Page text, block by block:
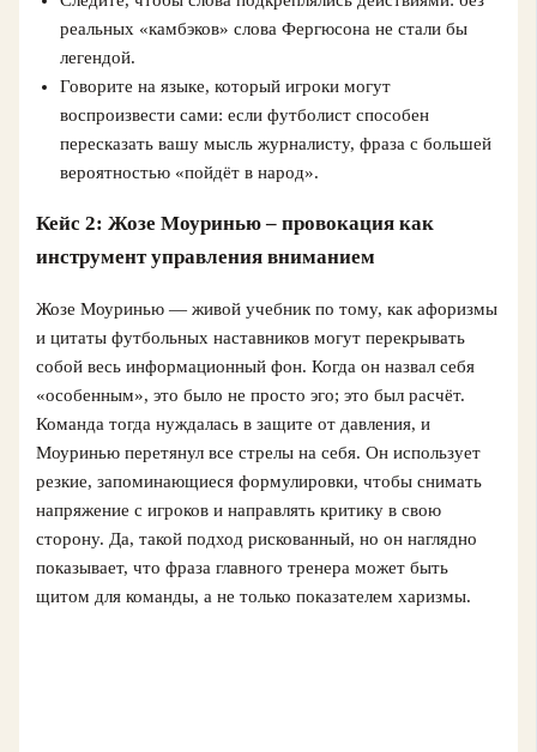
реальных «камбэков» слова Фергюсона не стали бы
легендой.
Говорите на языке, который игроки могут
воспроизвести сами: если футболист способен
пересказать вашу мысль журналисту, фраза с большей
вероятностью «пойдёт в народ».
Кейс 2: Жозе Моуринью – провокация как
инструмент управления вниманием
Жозе Моуринью — живой учебник по тому, как афоризмы
и цитаты футбольных наставников могут перекрывать
собой весь информационный фон. Когда он назвал себя
«особенным», это было не просто эго; это был расчёт.
Команда тогда нуждалась в защите от давления, и
Моуринью перетянул все стрелы на себя. Он использует
резкие, запоминающиеся формулировки, чтобы снимать
напряжение с игроков и направлять критику в свою
сторону. Да, такой подход рискованный, но он наглядно
показывает, что фраза главного тренера может быть
щитом для команды, а не только показателем харизмы.